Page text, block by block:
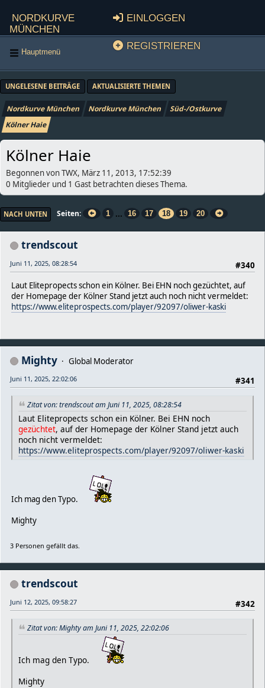
Nordkurve
München
Einloggen
Registrieren
Hauptmenü
UNGELESENE BEITRÄGE AKTUALISIERTE THEMEN
Nordkurve München Nordkurve München
Süd-/Ostkurve
Kölner Haie
Kölner Haie
Begonnen von TWX, März 11, 2013, 17:52:39
0 Mitglieder und 1 Gast betrachten dieses Thema.
NACH UNTEN Seiten 1 ... 16 17 18 19 20
trendscout
#340
Juni 11, 2025, 08:28:54
Laut Elitepropects schon ein Kölner. Bei EHN noch gezüchtet, auf
der Homepage der Kölner Stand jetzt auch noch nicht vermeldet:
https://www.eliteprospects.com/player/92097/oliwer-kaski
Mighty
Global Moderator
#341
Juni 11, 2025, 22:02:06
Zitat von: trendscout am Juni 11, 2025, 08:28:54
Laut Elitepropects schon ein Kölner. Bei EHN noch
gezüchtet, auf der Homepage der Kölner Stand jetzt auch
noch nicht vermeldet:
https://www.eliteprospects.com/player/92097/oliwer-kaski
Ich mag den Typo.
Mighty
3 Personen gefällt das.
trendscout
#342
Juni 12, 2025, 09:58:27
Zitat von: Mighty am Juni 11, 2025, 22:02:06
Ich mag den Typo.
Mighty